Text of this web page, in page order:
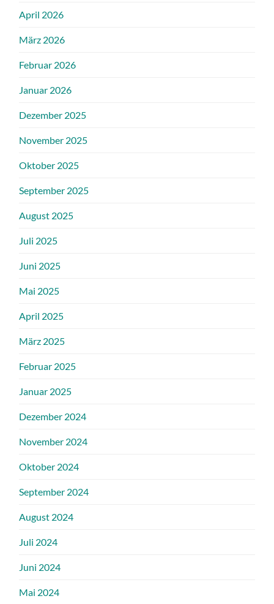
April 2026
März 2026
Februar 2026
Januar 2026
Dezember 2025
November 2025
Oktober 2025
September 2025
August 2025
Juli 2025
Juni 2025
Mai 2025
April 2025
März 2025
Februar 2025
Januar 2025
Dezember 2024
November 2024
Oktober 2024
September 2024
August 2024
Juli 2024
Juni 2024
Mai 2024